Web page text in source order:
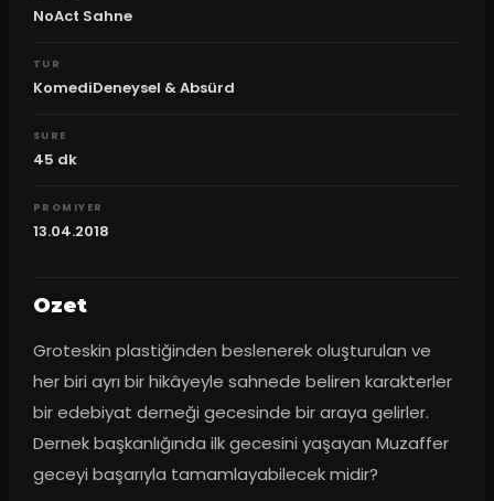
NoAct Sahne
TUR
KomediDeneysel & Absürd
SURE
45 dk
PROMIYER
13.04.2018
Ozet
Groteskin plastiğinden beslenerek oluşturulan ve
her biri ayrı bir hikâyeyle sahnede beliren karakterler
bir edebiyat derneği gecesinde bir araya gelirler.
Dernek başkanlığında ilk gecesini yaşayan Muzaffer
geceyi başarıyla tamamlayabilecek midir?